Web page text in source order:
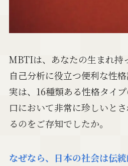
MBTIは、あなたの生まれ持
自己分析に役立つ便利な性格
実は、16種類ある性格タイ
口において非常に珍しいと
るのをご存知でしたか。
なぜなら、日本の社会は伝